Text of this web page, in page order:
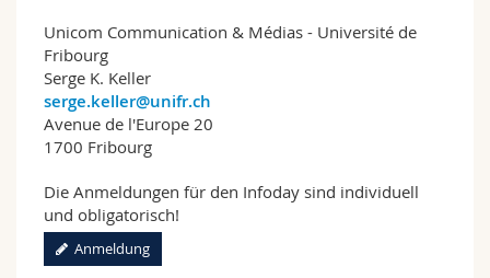
Unicom Communication & Médias - Université de
Fribourg
Serge K. Keller
serge.keller@unifr.ch
Avenue de l'Europe 20
1700 Fribourg
Die Anmeldungen für den Infoday sind individuell
und obligatorisch!
Anmeldung